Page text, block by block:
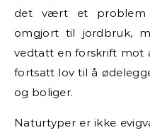
det vært et problem
omgjort til jordbruk,
vedtatt en forskrift mot
fortsatt lov til å
og boliger.
Naturtyper er ikke